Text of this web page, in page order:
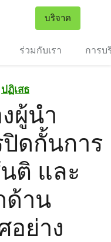
บริจาค
ร่วมกับเรา การบ
ปฏิเสธ
ผู้นำ
ดกั้นการ
ติ และ
ด้าน
อย่าง